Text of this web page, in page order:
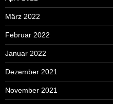
März 2022
Februar 2022
Januar 2022
Dezember 2021
November 2021